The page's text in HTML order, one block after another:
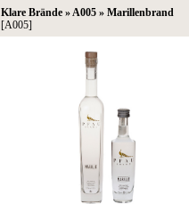
Klare Brände » A005 » Marillenbrand
[A005]